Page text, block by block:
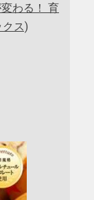
わる！ 育
ス)